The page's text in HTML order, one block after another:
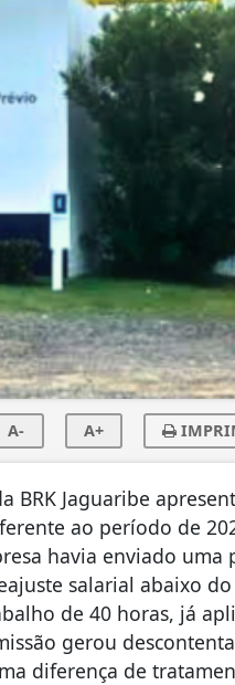
A- A+
BRK Jaguaribe
ao período de
havia enviado
salarial abaixo
de 40 horas, já
gerou
diferença de